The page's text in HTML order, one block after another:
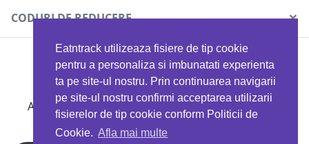
Eatntrack utilizeaza fisiere de tip cookie
pentru a personaliza si imbunatati experienta
ta pe site-ul nostru. Prin continuarea navigarii
pe site-ul nostru confirmi acceptarea utilizarii
fisierelor de tip cookie conform Politicii de
Cookie. Afla mai multe
Politica de confidențialitate
CODURI DE REDUCERE ×
MYPROTEIN
Ai 40%reducere la orice comandă folosind codul
EATTRACK